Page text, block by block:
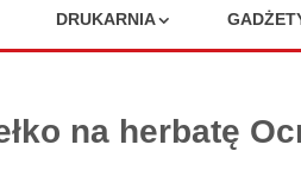
DRUKARNIA
na herbatę